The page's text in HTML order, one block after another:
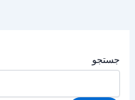
جستجو